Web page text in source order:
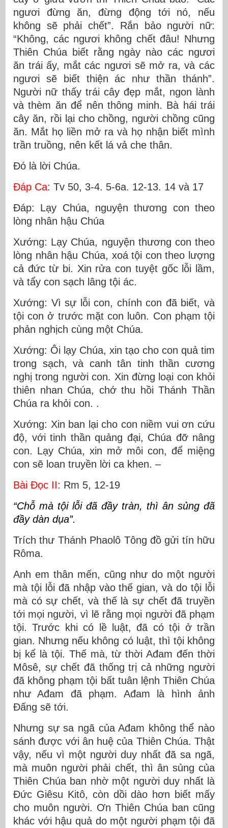
ngươi đừng ăn, đừng động tới nó, nếu
không sẽ phải chết”. Rắn bảo người nữ:
“Không, các ngươi không chết đâu! Nhưng
Thiên Chúa biết rằng ngày nào các ngươi
ăn trái ấy, mắt các ngươi sẽ mở ra, và các
ngươi sẽ biết thiện ác như thần thánh”.
Người nữ thấy trái cây đẹp mắt, ngon lành
và thèm ăn để nên thông minh. Bà hái trái
cây ăn, rồi lại cho chồng, người chồng cũng
ăn. Mắt họ liền mở ra và họ nhận biết mình
trần truồng, nên kết lá vả che thân.
Ðó là lời Chúa.
Ðáp Ca: Tv 50, 3-4. 5-6a. 12-13. 14 và 17
Ðáp: Lạy Chúa, nguyện thương con theo
lòng nhân hậu Chúa
Xướng: Lạy Chúa, nguyện thương con theo
lòng nhân hậu Chúa, xoá tội con theo lượng
cả đức từ bi. Xin rửa con tuyệt gốc lỗi lầm,
và tẩy con sạch lâng tội ác.
Xướng: Vì sự lỗi con, chính con đã biết, và
tội con ở trước mặt con luôn. Con phạm tội
phản nghịch cùng một Chúa.
Xướng: Ôi lạy Chúa, xin tạo cho con quả tim
trong sạch, và canh tân tinh thần cương
nghị trong người con. Xin đừng loại con khỏi
thiên nhan Chúa, chớ thu hồi Thánh Thần
Chúa ra khỏi con. .
Xướng: Xin ban lại cho con niềm vui ơn cứu
độ, với tinh thần quảng đại, Chúa đỡ nâng
con. Lạy Chúa, xin mở môi con, để miệng
con sẽ loan truyền lời ca khen. –
Bài Ðọc II: Rm 5, 12-19
“Chỗ mà tội lỗi đã đầy tràn, thì ân sủng đã
đầy dàn dụa”.
Trích thư Thánh Phaolô Tông đồ gửi tín hữu
Rôma.
Anh em thân mến, cũng như do một người
mà tội lỗi đã nhập vào thế gian, và do tội lỗi
mà có sự chết, và thế là sự chết đã truyền
tới mọi người, vì lẽ rằng mọi người đã phạm
tội. Trước khi có lề luật, đã có tội ở trần
gian. Nhưng nếu không có luật, thì tội không
bị kể là tội. Thế mà, từ thời Ađam đến thời
Môsê, sự chết đã thống trị cả những người
đã không phạm tội bất tuân lệnh Thiên Chúa
như Ađam đã phạm. Ađam là hình ảnh
Ðấng sẽ tới.
Nhưng sự sa ngã của Ađam không thể nào
sánh được với ân huệ của Thiên Chúa. Thật
vậy, nếu vì một người duy nhất đã sa ngã,
mà muôn người phải chết, thì ân sủng của
Thiên Chúa ban nhờ một người duy nhất là
Ðức Giêsu Kitô, còn dồi dào hơn biết mấy
cho muôn người. Ơn Thiên Chúa ban cũng
khác với hậu quả do một người phạm tội đã